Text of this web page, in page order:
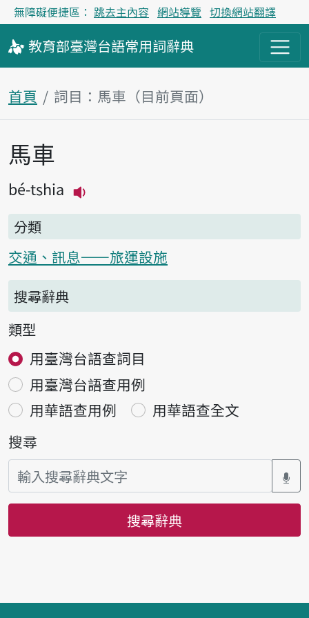
無障礙便捷區： 跳去主內容 網站導覽 切換網站翻譯
教育部臺灣台語常用詞辭典
首頁 詞目：馬車（目前頁面）
主內容區塊
馬車
bé-tshia
分類
交通、訊息——旅運設施
搜尋辭典
類型
用臺灣台語查詞目
用臺灣台語查用例
用華語查用例
用華語查全文
搜尋
搜尋辭典